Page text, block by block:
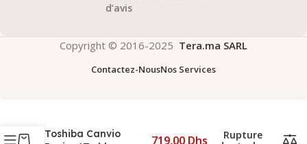
d’avis
Copyright © 2016-2025 Tera.ma SARL
Contactez-NousNos Services
Toshiba Canvio
719,00 Dhs
Rupture